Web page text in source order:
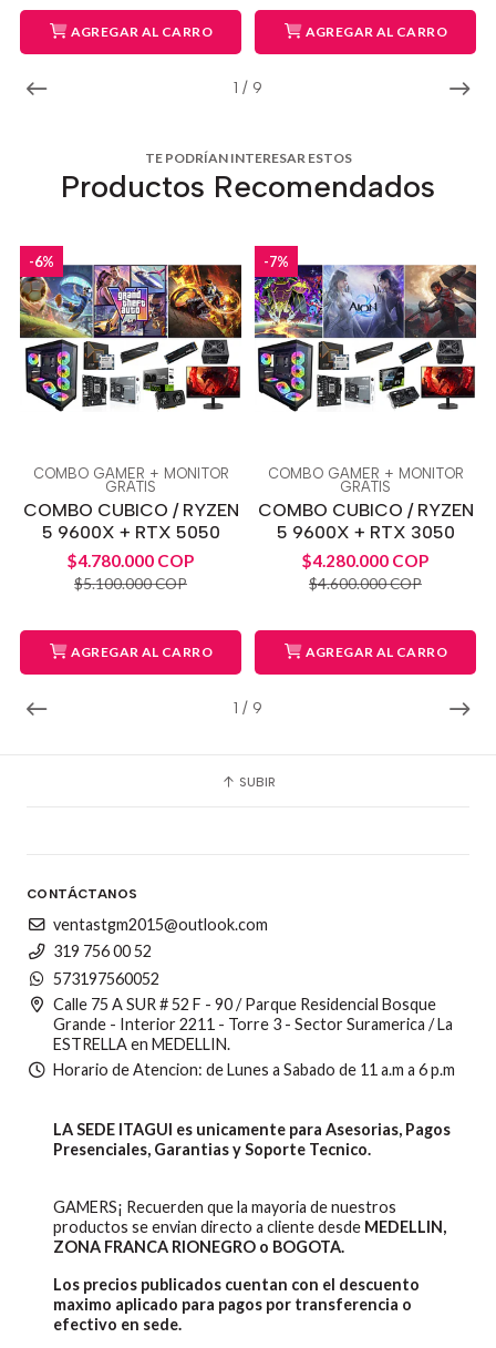
1 / 9
AGREGAR AL CARRO AGREGAR AL CARRO
TE PODRÍAN INTERESAR ESTOS
Productos Recomendados
1 / 9
-6%
COMBO GAMER + MONITOR
GRATIS
COMBO CUBICO / RYZEN
5 9600X + RTX 5050
$4.780.000 COP
$5.100.000 COP
AGREGAR AL CARRO
-7%
COMBO GAMER + MONITOR
GRATIS
COMBO CUBICO / RYZEN
5 9600X + RTX 3050
$4.280.000 COP
$4.600.000 COP
AGREGAR AL CARRO
SUBIR
CONTÁCTANOS
ventastgm2015@outlook.com
319 756 00 52
573197560052
Calle 75 A SUR # 52 F - 90 / Parque Residencial Bosque
Grande - Interior 2211 - Torre 3 - Sector Suramerica / La
ESTRELLA en MEDELLIN.
Horario de Atencion: de Lunes a Sabado de 11 a.m a 6 p.m
LA SEDE ITAGUI es unicamente para Asesorias, Pagos
Presenciales, Garantias y Soporte Tecnico.
GAMERS¡ Recuerden que la mayoria de nuestros
productos se envian directo a cliente desde MEDELLIN,
ZONA FRANCA RIONEGRO o BOGOTA.
Los precios publicados cuentan con el descuento
maximo aplicado para pagos por transferencia o
efectivo en sede.